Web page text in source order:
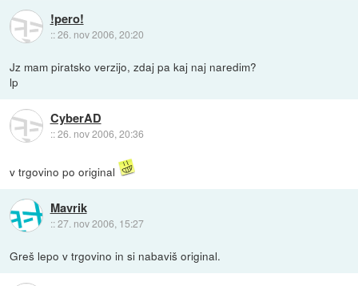
!pero!
::26. nov 2006, 20:20
Jz mam piratsko verzijo, zdaj pa kaj naj naredim?
lp
CyberAD
::26. nov 2006, 20:36
v trgovino po original
Mavrik
::27. nov 2006, 15:27
Greš lepo v trgovino in si nabaviš original.